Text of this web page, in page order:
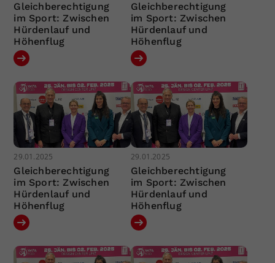
Gleichberechtigung
im Sport: Zwischen
Hürdenlauf und
Höhenflug
Gleichberechtigung
im Sport: Zwischen
Hürdenlauf und
Höhenflug
29.01.2025
Gleichberechtigung
im Sport: Zwischen
Hürdenlauf und
Höhenflug
29.01.2025
Gleichberechtigung
im Sport: Zwischen
Hürdenlauf und
Höhenflug